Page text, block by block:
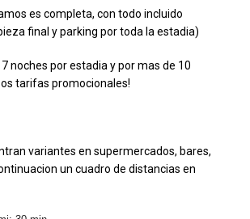
es completa, con todo incluido
final y parking por toda la estadia)
noches por estadia y por mas de 10
tarifas promocionales!
variantes en supermercados, bares,
un cuadro de distancias en